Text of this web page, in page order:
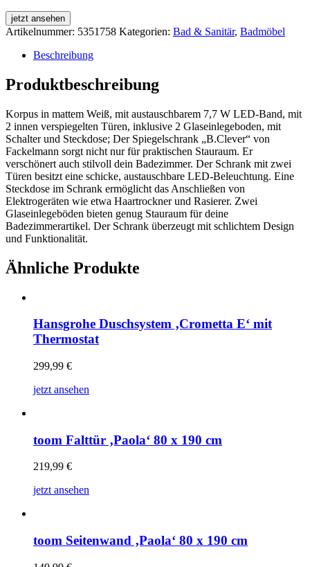
jetzt ansehen
Artikelnummer: 5351758 Kategorien: Bad & Sanitär, Badmöbel
Beschreibung
Produktbeschreibung
Korpus in mattem Weiß, mit austauschbarem 7,7 W LED-Band, mit
2 innen verspiegelten Türen, inklusive 2 Glaseinlegeboden, mit
Schalter und Steckdose; Der Spiegelschrank „B.Clever“ von
Fackelmann sorgt nicht nur für praktischen Stauraum. Er
verschönert auch stilvoll dein Badezimmer. Der Schrank mit zwei
Türen besitzt eine schicke, austauschbare LED-Beleuchtung. Eine
Steckdose im Schrank ermöglicht das Anschließen von
Elektrogeräten wie etwa Haartrockner und Rasierer. Zwei
Glaseinlegeböden bieten genug Stauraum für deine
Badezimmerartikel. Der Schrank überzeugt mit schlichtem Design
und Funktionalität.
Ähnliche Produkte
Hansgrohe Duschsystem ‚Crometta E‘ mit
Thermostat
299,99 €
jetzt ansehen
toom Falttür ‚Paola‘ 80 x 190 cm
219,99 €
jetzt ansehen
toom Seitenwand ‚Paola‘ 80 x 190 cm